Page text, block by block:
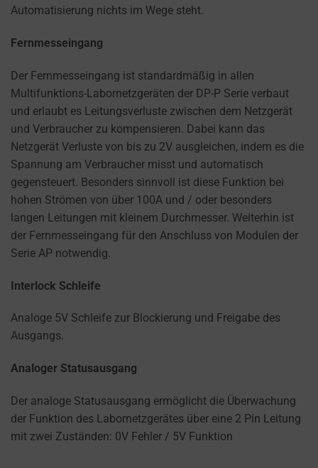
Automatisierung nichts im Wege steht.
Fernmesseingang
Der Fernmesseingang ist standardmäßig in allen
Multifunktions-Labornetzgeräten der DP-P Serie verbaut
und erlaubt es Leitungsverluste zwischen dem Netzgerät
und Verbraucher zu kompensieren. Dabei kann das
Netzgerät Verluste von bis zu 2V ausgleichen, indem es die
Spannung am Verbraucher misst und automatisch
gegensteuert. Besonders sinnvoll ist diese Funktion bei
hohen Strömen von über 100A und / oder besonders
langen Leitungen mit kleinem Durchmesser. Weiterhin ist
der Fernmesseingang für den Anschluss von Modulen der
Serie AP notwendig.
Interlock Schleife
Analoge 5V Schleife zur Blockierung und Freigabe des
Ausgangs.
Analoger Statusausgang
Der analoge Statusausgang ermöglicht die Überwachung
der Funktion des Labornetzgerätes über eine 2 Pin Leitung
mit zwei Zuständen: 0V Fehler / 5V Funktion